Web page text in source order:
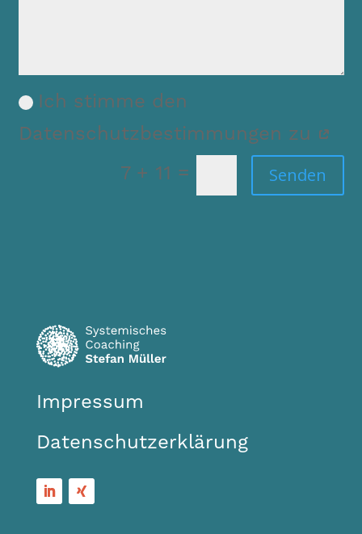
Ich stimme den
Datenschutzbestimmungen zu
7 + 11 = Senden
Impressum
Datenschutzerklärung